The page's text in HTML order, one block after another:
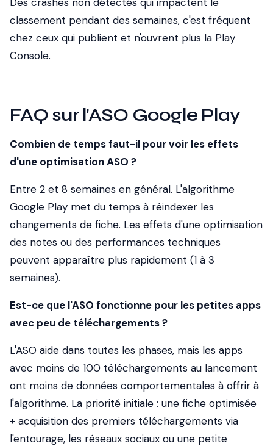
classement pendant des semaines, c'est fréquent
chez ceux qui publient et n'ouvrent plus la Play
Console.
FAQ sur l'ASO Google Play
Combien de temps faut-il pour voir les effets
d'une optimisation ASO ?
Entre 2 et 8 semaines en général. L'algorithme
Google Play met du temps à réindexer les
changements de fiche. Les effets d'une optimisation
des notes ou des performances techniques
peuvent apparaître plus rapidement (1 à 3
semaines).
Est-ce que l'ASO fonctionne pour les petites apps
avec peu de téléchargements ?
L'ASO aide dans toutes les phases, mais les apps
avec moins de 100 téléchargements au lancement
ont moins de données comportementales à offrir à
l'algorithme. La priorité initiale : une fiche optimisée
+ acquisition des premiers téléchargements via
l'entourage, les réseaux sociaux ou une petite